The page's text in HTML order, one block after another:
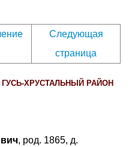
Следующая
страница
ХРУСТАЛЬНЫЙ РАЙОН
, род. 1865, д.